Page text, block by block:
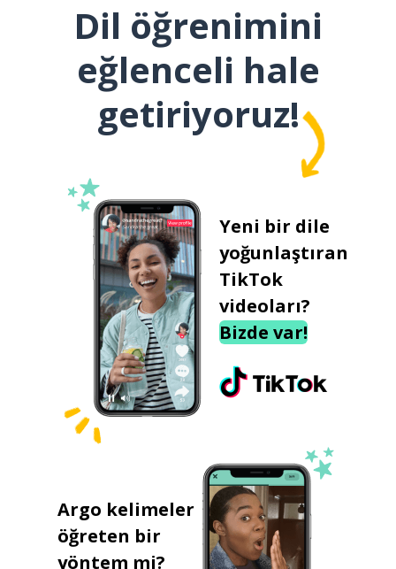
Dil öğrenimini
eğlenceli hale
getiriyoruz!
Yeni bir dile
yoğunlaştıran
TikTok
videoları?
Bizde var!
Argo kelimeler
öğreten bir
yöntem mi?